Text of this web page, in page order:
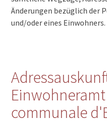
Änderungen bezüglich der
und/oder eines Einwohners.
communale